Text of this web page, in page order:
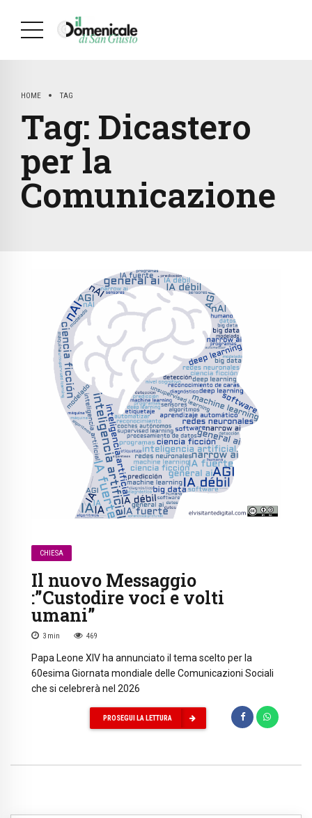
HOME TAG
Tag: Dicastero
per la
Comunicazione
CHIESA
Il nuovo Messaggio
:”Custodire voci e volti
umani”
3 min 469
Papa Leone XIV ha annunciato il tema scelto per la
60esima Giornata mondiale delle Comunicazioni Sociali
che si celebrerà nel 2026
PROSEGUI LA LETTURA